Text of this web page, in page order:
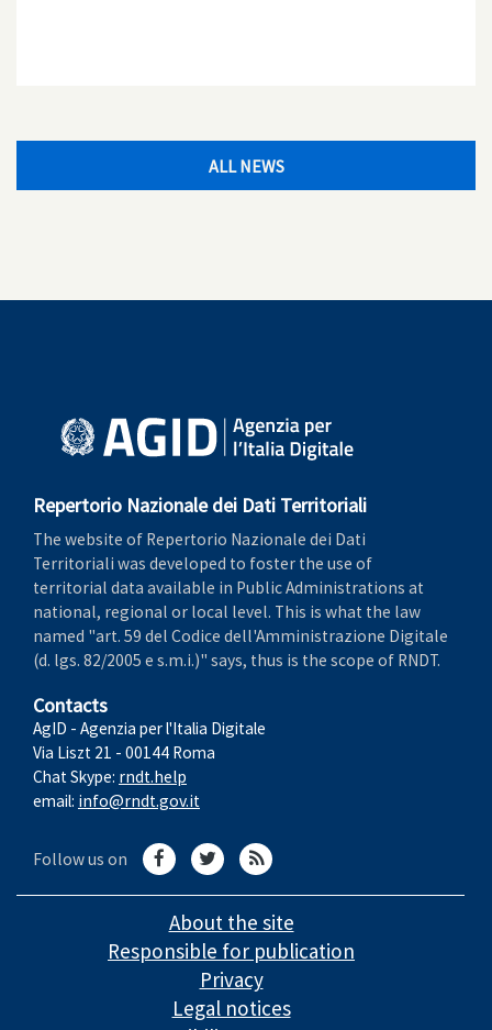
ALL NEWS
Repertorio Nazionale dei Dati Territoriali
The website of Repertorio Nazionale dei Dati
Territoriali was developed to foster the use of
territorial data available in Public Administrations at
national, regional or local level. This is what the law
named "art. 59 del Codice dell'Amministrazione Digitale
(d. lgs. 82/2005 e s.m.i.)" says, thus is the scope of RNDT.
Contacts
AgID - Agenzia per l'Italia Digitale
Via Liszt 21 - 00144 Roma
Chat Skype: rndt.help
email: info@rndt.gov.it
Follow us on
About the site
Responsible for publication
Privacy
Legal notices